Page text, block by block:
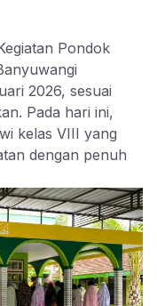
Pondok
2026, sesuai
Pada hari ini,
kelas VIII yang
dengan penuh